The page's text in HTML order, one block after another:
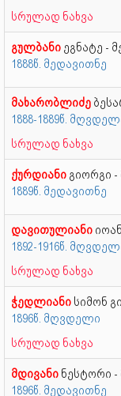
სრულად ნახვა
გულბანი ეგნატე -
1888წ. მედავითნე
მახარობლიძე
1888-1889წ.
სრულად ნახვა
ქურდიანი გიორგი -
1889წ. მედავითნე
დავითულიანი
1892-1916წ.
სრულად ნახვა
ჭედლიანი სიმონ
1896წ. მღვდელი
სრულად ნახვა
მდივანი ნესტორი -
1896წ. მედავითნე